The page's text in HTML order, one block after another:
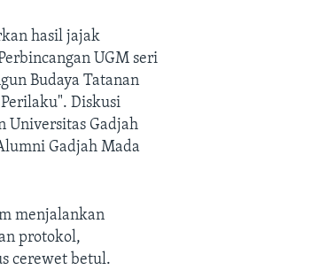
hasil jajak
UGM seri
Budaya Tatanan
Diskusi
Universitas Gadjah
Gadjah Mada
menjalankan
protokol,
cerewet betul.